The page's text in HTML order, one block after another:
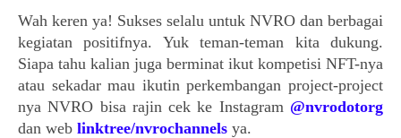
Wah keren ya! Sukses selalu untuk NVRO dan berbagai
kegiatan positifnya. Yuk teman-teman kita dukung.
Siapa tahu kalian juga berminat ikut kompetisi NFT-nya
atau sekadar mau ikutin perkembangan project-project
nya NVRO bisa rajin cek ke Instagram @nvrodotorg
dan web linktree/nvrochannels ya.